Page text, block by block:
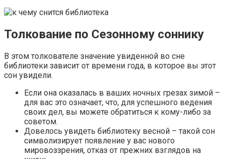
Толкование по Сезонному соннику
В этом толкователе значение увиденной во сне
библиотеки зависит от времени года, в которое вы этот
сон увидели.
Если она оказалась в ваших ночных грезах зимой –
для вас это означает, что, для успешного ведения
своих дел, вы можете обратиться к кому-либо за
советом.
Довелось увидеть библиотеку весной – такой сон
символизирует появление у вас нового
мировоззрения, отказ от прежних взглядов на